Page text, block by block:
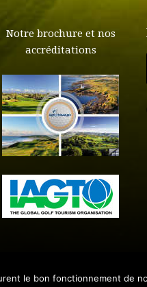
Notre brochure et nos
accréditations
le bon fonctionnement de